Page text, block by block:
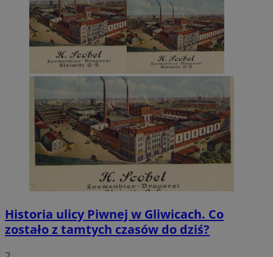
Historia ulicy Piwnej w Gliwicach. Co
zostało z tamtych czasów do dziś?